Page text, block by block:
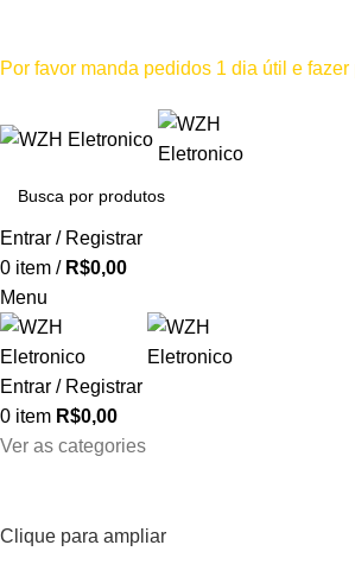
Por favor manda pedidos 1 dia útil e
Entrar / Registrar
0 item / R$0,00
Menu
Entrar / Registrar
0 item R$0,00
Ver as categories
Clique para ampliar